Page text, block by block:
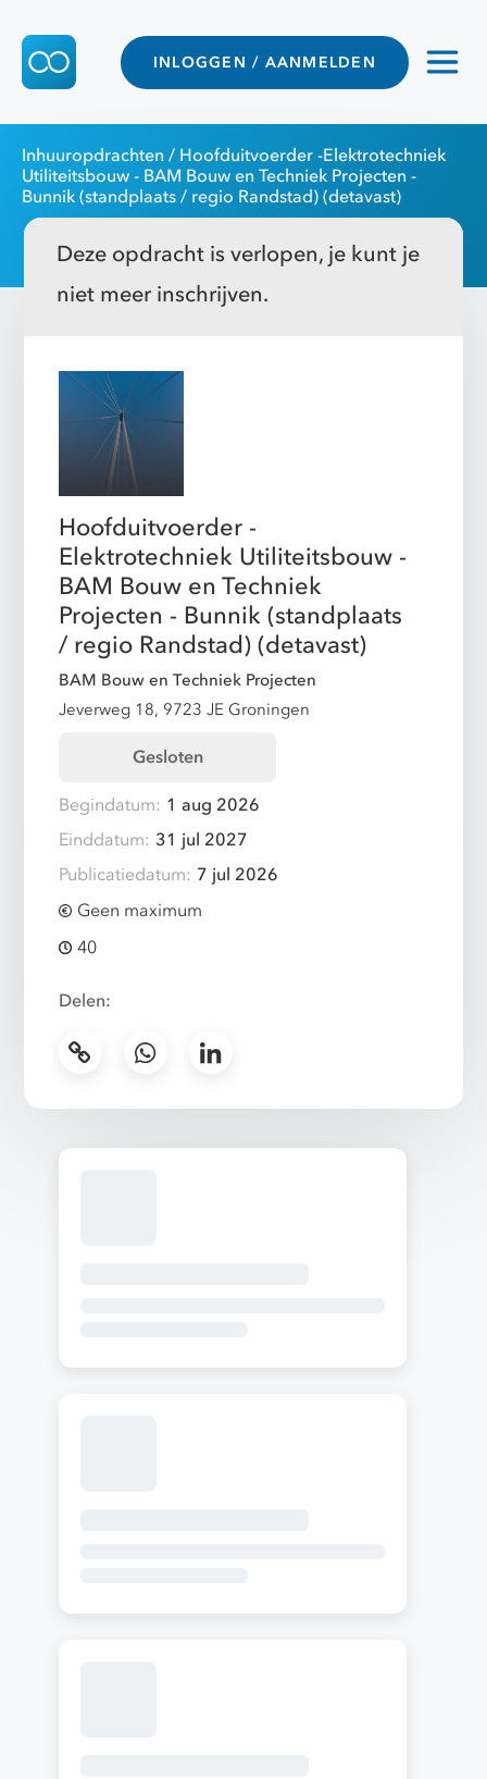
INLOGGEN / AANMELDEN
Inhuuropdrachten / Hoofduitvoerder -Elektrotechniek
Utiliteitsbouw - BAM Bouw en Techniek Projecten -
Bunnik (standplaats / regio Randstad) (detavast)
Deze opdracht is verlopen, je kunt je
niet meer inschrijven.
Hoofduitvoerder -
Elektrotechniek Utiliteitsbouw -
BAM Bouw en Techniek
Projecten - Bunnik (standplaats
/ regio Randstad) (detavast)
BAM Bouw en Techniek Projecten
Jeverweg 18, 9723 JE Groningen
Gesloten
Begindatum: 1 aug 2026
Einddatum: 31 jul 2027
Publicatiedatum: 7 jul 2026
Geen maximum
40
Delen: